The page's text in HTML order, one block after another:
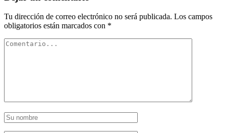
Tu dirección de correo electrónico no será publicada. Los campos
obligatorios están marcados con *